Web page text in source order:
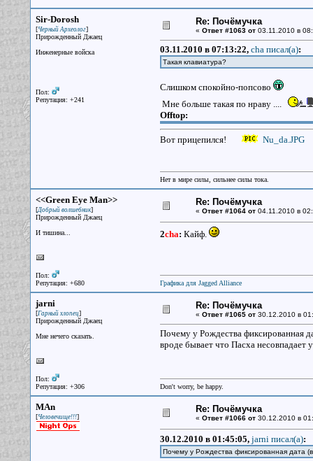
Sir-Dorosh
[Черный Археолог]
Прирожденный Джаец
Инженерные войска
Пол:
Репутация: +241
Re: Почёмучка
« Ответ #1063 от03.11.2010 в
03.11.2010 в 07:13:22, cha писал(a):
Такая клавиатура?
Слишком спокойно-попсово
Мне больше такая по нраву ....
Offtop:
Вот прицепился! Nu_da.JPG
Нет в мире силы, сильнее силы тока.
<<Green Eye Man>>
[Добрый волшебник]
Прирожденный Джаец
И тишина...
Пол:
Репутация: +680
Re: Почёмучка
« Ответ #1064 от04.11.2010 в
2cha: Кайф.
Графика для Jagged Alliance
jarni
[Гарный хлопец]
Прирожденный Джаец
Мне нечего сказать.
Пол:
Репутация: +306
Re: Почёмучка
« Ответ #1065 от30.12.2010 в
Почему у Рождества фиксированная
вроде бывает что Пасха несовпадает
Don't worry, be happy.
MAn
[Человечище!!!]
Re: Почёмучка
« Ответ #1066 от30.12.2010 в
30.12.2010 в 01:45:05, jarni писал(a):
Почему у Рождества фиксированная дата